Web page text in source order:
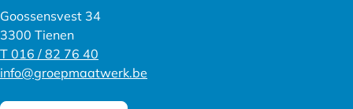
Goossensvest 34
3300 Tienen
T 016 / 82 76 40
info@groepmaatwerk.be